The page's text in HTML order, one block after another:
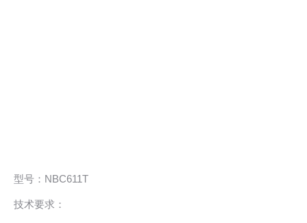
型号：NBC611T
技术要求：